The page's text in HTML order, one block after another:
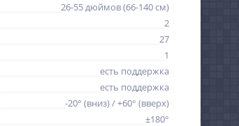
26-55 дюймов (66-140 см)
2
27
1
есть поддержка
есть поддержка
-20° (вниз) / +60° (вверх)
±180°